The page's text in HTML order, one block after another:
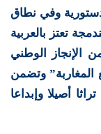
وفي نطاق
تعتز بالعربية
الإنجاز الوطني
المغاربة” وتضمن
أصيلا وإبداعا